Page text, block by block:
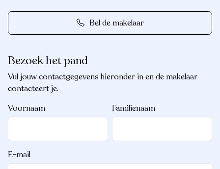
Bel de makelaar
Bezoek het pand
Vul jouw contactgegevens hieronder in en de makelaar
contacteert je.
Voornaam
Familienaam
E-mail